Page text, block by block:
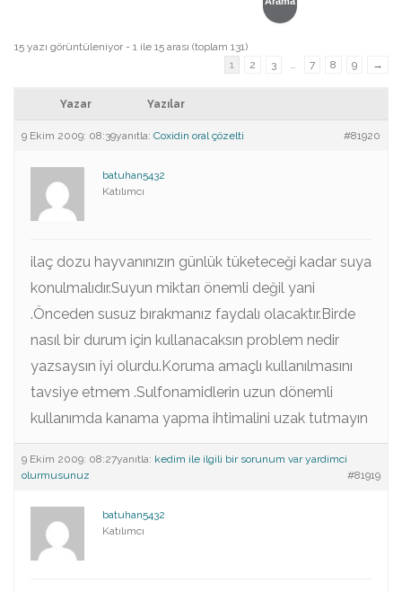
15 yazı görüntüleniyor - 1 ile 15 arası (toplam 131)
1
2 3 … 7 8 9 →
Yazar Yazılar
9 Ekim 2009: 08:39yanıtla: Coxidin oral çözelti #81920
batuhan5432
Katılımcı
ilaç dozu hayvanınızın günlük tüketeceği kadar suya
konulmalıdır.Suyun miktarı önemli değil yani
.Önceden susuz bırakmanız faydalı olacaktır.Birde
nasıl bir durum için kullanacaksın problem nedir
yazsaysın iyi olurdu.Koruma amaçlı kullanılmasını
tavsiye etmem .Sulfonamidlerin uzun dönemli
kullanımda kanama yapma ihtimalini uzak tutmayın
9 Ekim 2009: 08:27yanıtla: kedim ile ilgili bir sorunum var yardimci
olurmusunuz
#81919
batuhan5432
Katılımcı